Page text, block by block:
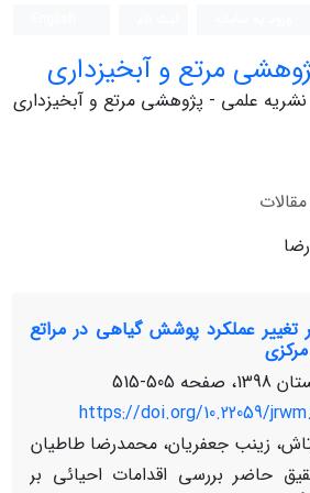
مرتع و آبخیزداری
نشریه علمی - پژوهشی مرتع و آبخیزداری
تغییر عملکرد پوشش گیاهی در مراتع
505-515
https://doi.org/10.22059/
زینب جعفریان، محمدرضا طاطیان
حاضر بررسی اقدامات احیائی بر